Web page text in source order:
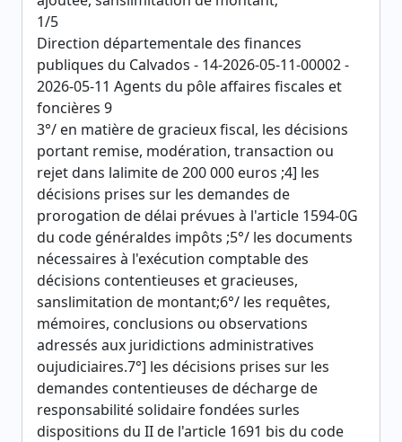
1/5
Direction départementale des finances
publiques du Calvados - 14-2026-05-11-00002 -
2026-05-11 Agents du pôle affaires fiscales et
foncières 9
3°/ en matière de gracieux fiscal, les décisions
portant remise, modération, transaction ou
rejet dans lalimite de 200 000 euros ;4] les
décisions prises sur les demandes de
prorogation de délai prévues à l'article 1594-0G
du code généraldes impôts ;5°/ les documents
nécessaires à l'exécution comptable des
décisions contentieuses et gracieuses,
sanslimitation de montant;6°/ les requêtes,
mémoires, conclusions ou observations
adressés aux juridictions administratives
oujudiciaires.7°] les décisions prises sur les
demandes contentieuses de décharge de
responsabilité solidaire fondées surles
dispositions du II de l'article 1691 bis du code